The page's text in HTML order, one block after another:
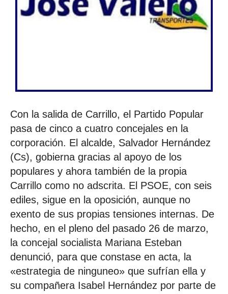
Con la salida de Carrillo, el Partido Popular
pasa de cinco a cuatro concejales en la
corporación. El alcalde, Salvador Hernández
(Cs), gobierna gracias al apoyo de los
populares y ahora también de la propia
Carrillo como no adscrita. El PSOE, con seis
ediles, sigue en la oposición, aunque no
exento de sus propias tensiones internas. De
hecho, en el pleno del pasado 26 de marzo,
la concejal socialista Mariana Esteban
denunció, para que constase en acta, la
«estrategia de ninguneo» que sufrían ella y
su compañera Isabel Hernández por parte de